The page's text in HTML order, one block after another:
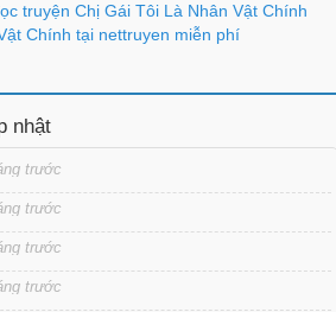
truyện Chị Gái Tôi Là Nhân Vật Chính
Chính tại nettruyen miễn phí
nhật
trước
trước
trước
trước